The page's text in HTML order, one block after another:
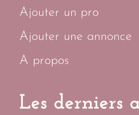
Ajouter un pro
Ajouter une annonce
A propos
Les derniers